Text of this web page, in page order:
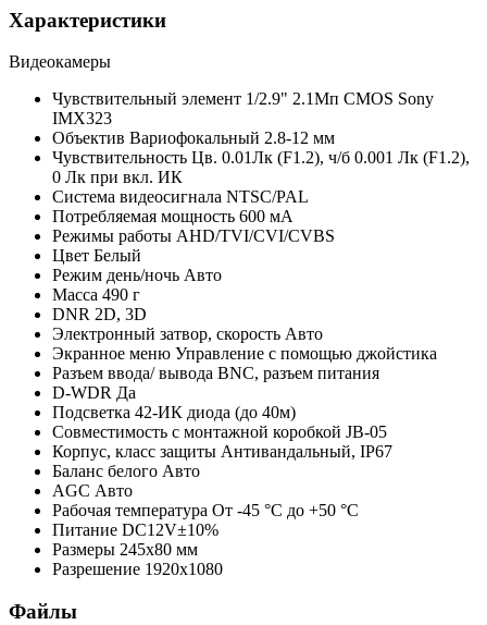
Характеристики
Видеокамеры
Чувствительный элемент 1/2.9" 2.1Мп CMOS Sony
IMX323
Объектив Вариофокальный 2.8-12 мм
Чувствительность Цв. 0.01Лк (F1.2), ч/б 0.001 Лк (F1.2),
0 Лк при вкл. ИК
Система видеосигнала NTSC/PAL
Потребляемая мощность 600 мА
Режимы работы AHD/TVI/CVI/CVBS
Цвет Белый
Режим день/ночь Авто
Масса 490 г
DNR 2D, 3D
Электронный затвор, скорость Авто
Экранное меню Управление с помощью джойстика
Разъем ввода/ вывода BNC, разъем питания
D-WDR Да
Подсветка 42-ИК диода (до 40м)
Совместимость с монтажной коробкой JB-05
Корпус, класс защиты Антивандальный, IP67
Баланс белого Авто
AGC Авто
Рабочая температура От -45 °С до +50 °С
Питание DC12V±10%
Размеры 245х80 мм
Разрешение 1920x1080
Файлы